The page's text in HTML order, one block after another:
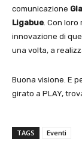
comunicazione
Ligabue. Con loro
innovazione di
una volta, a
Buona visione. E
girato a PLAY,
TAGS Eventi